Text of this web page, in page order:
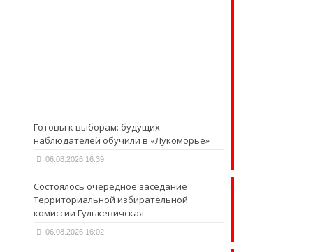
Готовы к выборам: будущих
наблюдателей обучили в «Лукоморье»
06.08.2026 16:39
Состоялось очередное заседание
Территориальной избирательной
комиссии Гулькевичская
06.08.2026 16:02